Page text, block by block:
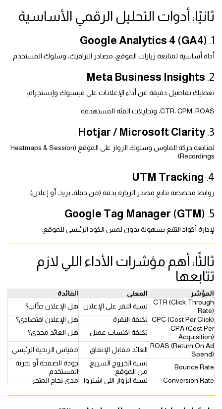
ثانيًا: أدوات التحليل الرقمي الأساسية
1.
Google Analytics 4 (GA4)
أداة أساسية لمتابعة زيارات الموقع، مصادر الترافيك، وسلوك المستخدم.
2.
Meta Business Insights
تعطيك تفاصيل دقيقة عن أداء الإعلانات على فيسبوك وإنستجرام:
CTR، CPM، ROAS، وتحليلات الفئة المستهدفة.
3.
Hotjar / Microsoft Clarity
لمتابعة حركة الماوس وسلوك الزوار على الموقع (Heatmaps & Session
Recordings).
4.
UTM Tracking
روابط مخصصة تتابع مصدر الزيارة بدقة (من حملة، بريد، أو إعلان).
5.
Google Tag Manager (GTM)
لإدارة أكواد التتبع بسهولة بدون لمس الكود الرئيسي للموقع.
ثالثًا: أهم مؤشرات الأداء اللي لازم
تتابعها
المؤشر المعنى
الفائدة
CTR (Click Through
Rate)
نسبة النقر على الإعلان
هل الإعلان جذّاب؟
CPC (Cost Per Click) تكلفة النقرة
هل الإعلان اقتصادي؟
CPA (Cost Per
Acquisition)
تكلفة اكتساب عميل
هل العائد مجدي؟
ROAS (Return On Ad
Spend)
العائد مقابل الإنفاق مقياس الربحية الرئيسي
Bounce Rate
نسبة الخروج السريع
من الموقع
جودة الصفحة أو تجربة
المستخدم
Conversion Rate
نسبة الزوار اللي اشتروا مدى نجاح المتجر